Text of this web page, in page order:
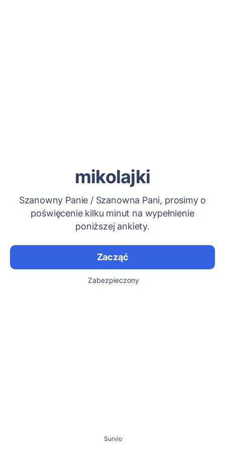
mikolajki
Szanowny Panie / Szanowna Pani, prosimy o
poświęcenie kilku minut na wypełnienie
poniższej ankiety.
Zacząć
Zabezpieczony
Survio